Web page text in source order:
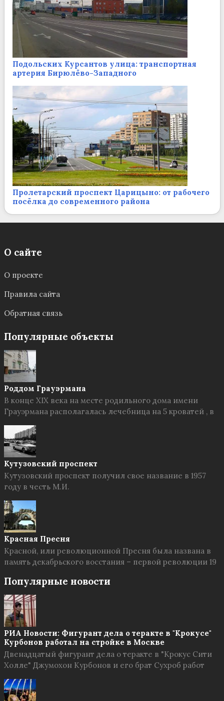
Подольских Курсантов улица: транспортная
артерия Бирюлёво-Западного
Пролетарский проспект Царицыно: от рабочего
посёлка до современного района
О сайте
О проекте
Правила сайта
Обратная связь
Популярные объекты
Роддом Грауэрмана
В конце XIX века на месте родильного дома имени
Грауэрмана располагалась лечебница на 5 кроватей , в
Кутузовский проспект
Кутузовский проспект получил свое название в 1957
году в честь М.И.
Красная Пресня
Красной, или революционной Пресня была названа в
память декабрьского восстания – первой революции 19
Популярные новости
РИА Новости: Фигурант дела о теракте в "Крокусе"
Курбонов работал на стройке в Москве
Двенадцатый фигурант дела о теракте в "Крокус Сити
Холле" Джумохон Курбонов и его брат Сухроб работ